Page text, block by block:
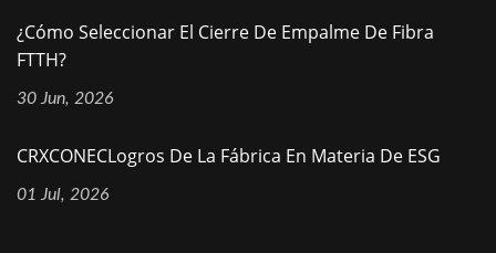
¿Cómo Seleccionar El Cierre De Empalme De Fibra
FTTH?
30 Jun, 2026
CRXCONECLogros De La Fábrica En Materia De ESG
01 Jul, 2026